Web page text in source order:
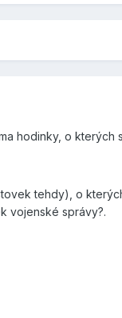
hodinky, o kterých
tehdy), o
vojenské správy?.